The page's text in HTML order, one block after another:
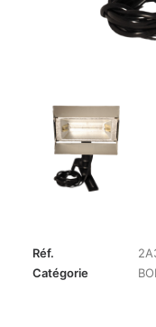
Réf.
Catégorie